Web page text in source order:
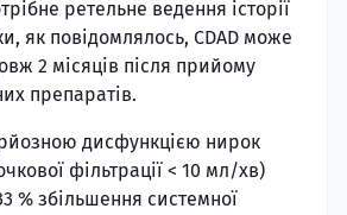
ретельне ведення історії
як повідомлялось, CDAD може
2 місяців після прийому
препаратів.
дисфункцією нирок
фільтрації < 10 мл/хв)
% збільшення системної